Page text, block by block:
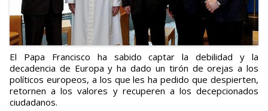
El Papa Francisco ha sabido captar la debilidad y la
decadencia de Europa y ha dado un tirón de orejas a los
políticos europeos, a los que les ha pedido que despierten,
retornen a los valores y recuperen a los decepcionados
ciudadanos.